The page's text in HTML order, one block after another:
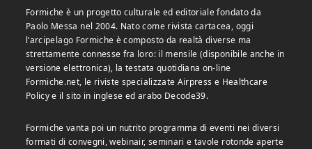
Formiche è un progetto culturale ed editoriale fondato da
Paolo Messa nel 2004. Nato come rivista cartacea, oggi
l’arcipelago Formiche è composto da realtà diverse ma
strettamente connesse fra loro: il mensile (disponibile anche in
versione elettronica), la testata quotidiana on-line
Formiche.net, le riviste specializzate Airpress e Healthcare
Policy e il sito in inglese ed arabo Decode39.
Formiche vanta poi un nutrito programma di eventi nei diversi
formati di convegni, webinair, seminari e tavole rotonde aperte